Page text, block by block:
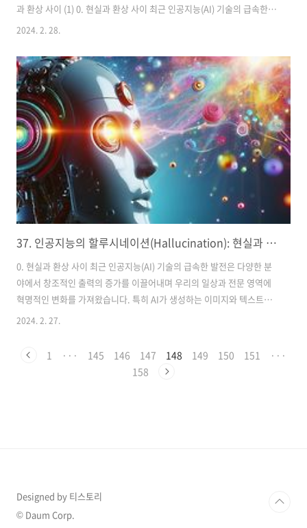
과 환상 사이 (1) 0. 현실과 환상 사이 최근 인공지능(AI) 기술의 급속한
발전은 다양한 분야에서 창조적인 출력의 증가를 이끌어내며 우리의 일
guguuu.com 1편에서 이어집니다 4. 해결 방안 AI 할루시네이션과 같
은 기술적 및 윤리적 문제를 해결하기 위한 다양한 접근 방법과 연구가
현재 진행 중입니다. 이러한 해결 방안은 AI 기술의 긍정적인 측면을 촉
진하고 부정적인 영향을 최소화하는 데 중점을 둡니다. 1) 기술적 문제를
해결하기 위한 현재의 접..
2024. 2. 28.
37. 인공지능의 할루시네이션(Hallucination): 현실과 환상 사이 (1)
0. 현실과 환상 사이 최근 인공지능(AI) 기술의 급속한 발전은 다양한 분
야에서 창조적인 출력의 증가를 이끌어내며 우리의 일상과 전문 영역에
혁명적인 변화를 가져왔습니다. 특히 AI가 생성하는 이미지와 텍스트는
그 경계가 점점 더 현실과 환상 사이를 오가며, 이로 인해 새롭게 부상하
션은 AI가 실제가 아닌, 비현실적인 이미지나 텍스트를 만들어내는 현상
을 말합니다. 이는 AI 기술의 한계와 가능성을 동시에 보여주며, 이 분야
2024. 2. 27.
1 ··· 145 146 147 148 149 150 151
···
158
Designed by 티스토리
© Daum Corp.